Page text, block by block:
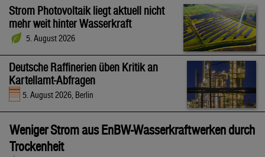
Strom Photovoltaik liegt aktuell nicht
mehr weit hinter Wasserkraft
5. August 2026
Deutsche Raffinerien üben Kritik an
Kartellamt-Abfragen
5. August 2026, Berlin
Weniger Strom aus EnBW-Wasserkraftwerken durch
Trockenheit